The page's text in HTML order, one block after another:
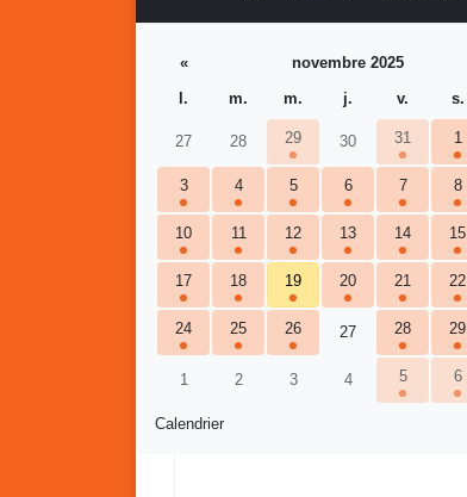
Calendrier
« novembre 2025
l.
m. m. j. v. s.
27 28 29 30 31 1
3 4 5 6 7 8
10 11 12 13 14 15
17 18 19 20 21 22
24 25 26 27 28 29
1 2 3 4 5 6